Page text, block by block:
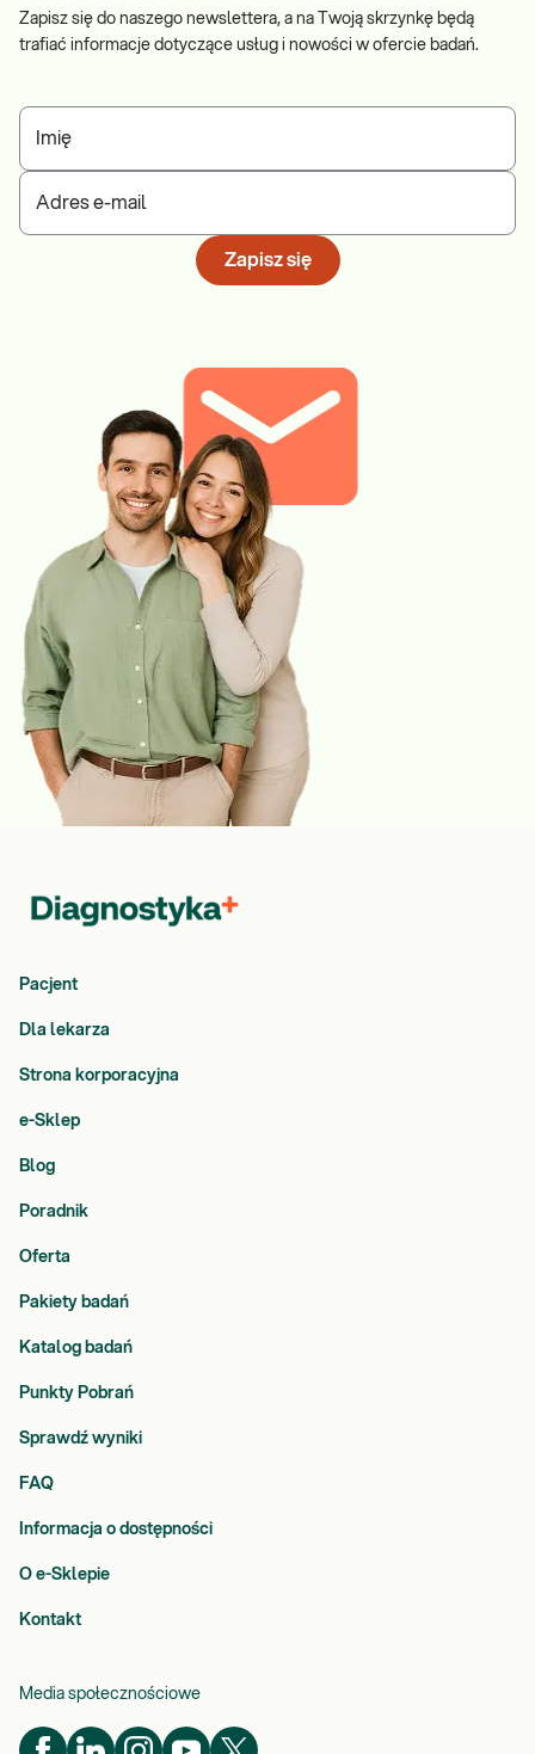
Zapisz się do naszego newslettera, a na Twoją skrzynkę będą
trafiać informacje dotyczące usług i nowości w ofercie badań.
Imię
Adres e-mail
Zapisz się
Pacjent
Dla lekarza
Strona korporacyjna
e-Sklep
Blog
Poradnik
Oferta
Pakiety badań
Katalog badań
Punkty Pobrań
Sprawdź wyniki
FAQ
Informacja o dostępności
O e-Sklepie
Kontakt
Media społecznościowe